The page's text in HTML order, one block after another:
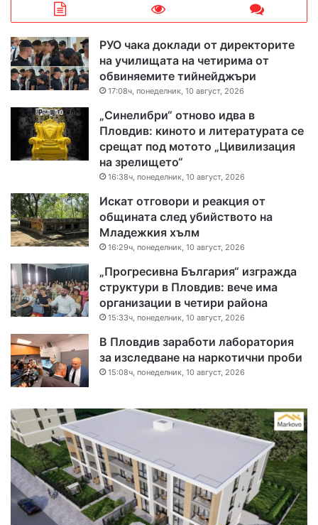
РУО чака доклади от директорите
на училищата на четирима от
обвиняемите тийнейджъри
17:08ч, понеделник, 10 август, 2026
„Синелибри“ отново идва в
Пловдив: киното и литературата се
срещат под мотото „Цивилизация
на зрелището“
16:38ч, понеделник, 10 август, 2026
Искат отговори и реакция от
общината след убийството на
Младежкия хълм
16:29ч, понеделник, 10 август, 2026
„Прогресивна България“ изгражда
структури в Пловдив: вече има
организации в четири района
15:33ч, понеделник, 10 август, 2026
В Пловдив заработи лаборатория
за изследване на наркотични проби
15:08ч, понеделник, 10 август, 2026